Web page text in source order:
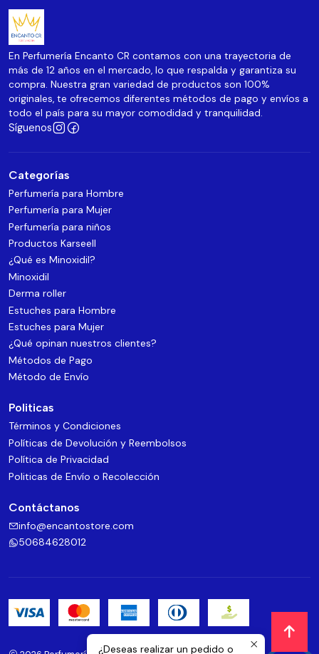
En Perfumería Encanto CR contamos con una trayectoria de
más de 12 años en el mercado, lo que respalda y garantiza su
compra. Nuestra gran variedad de productos son 100%
originales, te ofrecemos diferentes métodos de pago y envíos a
todo el país para su mayor comodidad y tranquilidad.
Síguenos
Categorías
Perfumería para Hombre
Perfumería para Mujer
Perfumería para niños
Productos Karseell
¿Qué es Minoxidil?
Minoxidil
Derma roller
Estuches para Hombre
Estuches para Mujer
¿Qué opinan nuestros clientes?
Métodos de Pago
Método de Envío
Politicas
Términos y Condiciones
Políticas de Devolución y Reembolsos
Política de Privacidad
Politicas de Envío o Recolección
Contáctanos
info@encantostore.com
50684628012
¿Deseas realizar un pedido o